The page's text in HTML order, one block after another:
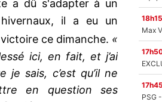
a dû s'adapter à un
il a eu un
ce dimanche. «
ici, en fait, et j’ai
sais, c’est qu’il ne
en question ses
18h15
17h45